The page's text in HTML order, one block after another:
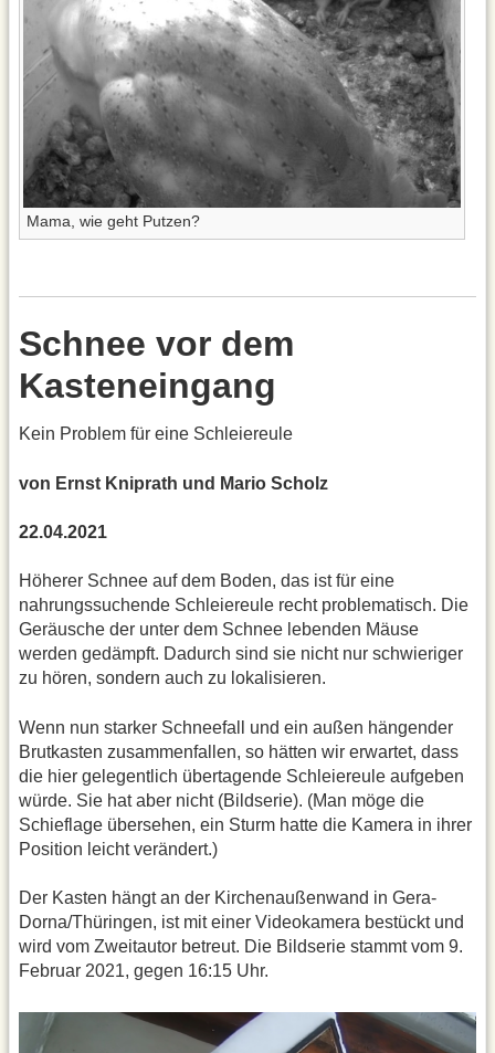
Mama, wie geht Putzen?
Schnee vor dem
Kasteneingang
Kein Problem für eine Schleiereule
von Ernst Kniprath und Mario Scholz
22.04.2021
Höherer Schnee auf dem Boden, das ist für eine
nahrungssuchende Schleiereule recht problematisch. Die
Geräusche der unter dem Schnee lebenden Mäuse
werden gedämpft. Dadurch sind sie nicht nur schwieriger
zu hören, sondern auch zu lokalisieren.
Wenn nun starker Schneefall und ein außen hängender
Brutkasten zusammenfallen, so hätten wir erwartet, dass
die hier gelegentlich übertagende Schleiereule aufgeben
würde. Sie hat aber nicht (Bildserie). (Man möge die
Schieflage übersehen, ein Sturm hatte die Kamera in ihrer
Position leicht verändert.)
Der Kasten hängt an der Kirchenaußenwand in Gera-
Dorna/Thüringen, ist mit einer Videokamera bestückt und
wird vom Zweitautor betreut. Die Bildserie stammt vom 9.
Februar 2021, gegen 16:15 Uhr.